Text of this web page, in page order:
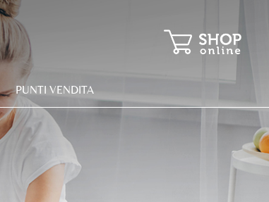
PUNTI VENDITA